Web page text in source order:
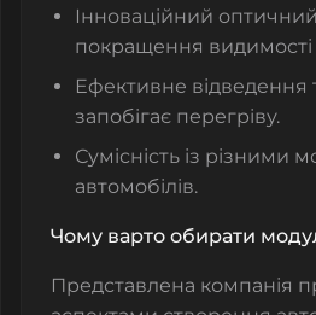
Інноваційний
покращення видимості
Ефективне відведення
запобігає перегріву.
Сумісність із різними
автомобілів.
Чому варто обирати
Представлена компанія